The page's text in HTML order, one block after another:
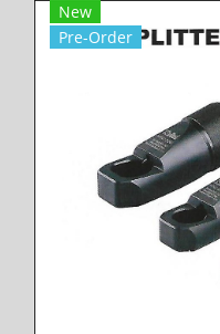
New
Pre-Order